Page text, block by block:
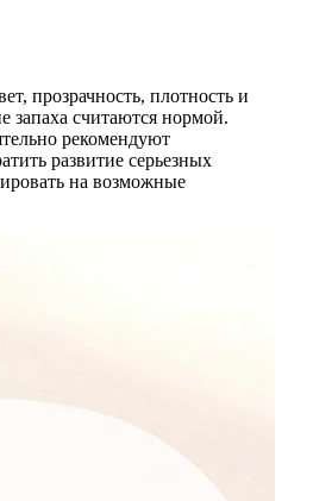
прозрачность, плотность и
запаха считаются нормой.
рекомендуют
развитие серьезных
на возможные